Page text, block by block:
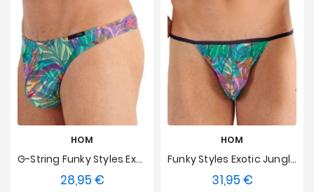
HOM
G-String Funky Styles Exotic Jungle HOM Limited Edition
28,95 €Preis
HOM
Funky Styles Exotic Jungle HOM Limited Edition Tanga
31,95 €Preis